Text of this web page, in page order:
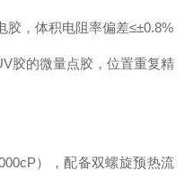
胶，体积电阻率偏差≤±0.8%
胶的微量点胶，位置重复精
），配备双螺旋预热流